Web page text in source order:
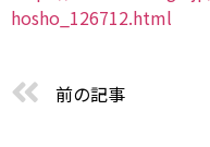
hosho_126712.html
前の記事